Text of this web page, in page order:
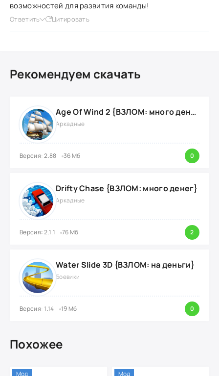
возможностей для развития команды!
Ответить Цитировать
Рекомендуем скачать
Age Of Wind 2 {ВЗЛОМ: много денег}
Аркадные
Версия: 2.88 36 Мб 0
Drifty Chase {ВЗЛОМ: много денег}
Аркадные
Версия: 2.1.1 76 Мб 2
Water Slide 3D {ВЗЛОМ: на деньги}
Боевики
Версия: 1.14 19 Мб 0
Похожее
Мод Мод